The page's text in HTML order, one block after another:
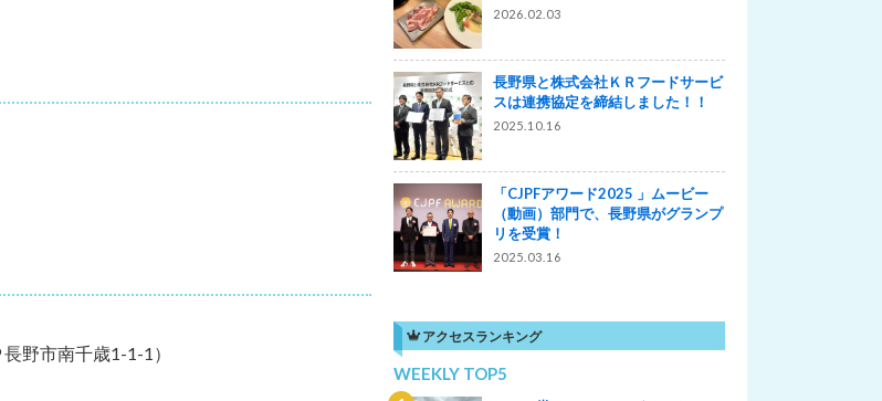
野市南千歳1-1-1）
2026.02.03
長野県と株式会社ＫＲフードサービ
スは連携協定を締結しました！！
2025.10.16
「CJPFアワード2025 」ムービー
（動画）部門で、長野県がグランプ
リを受賞！
2025.03.16
アクセスランキング
WEEKLY TOP5